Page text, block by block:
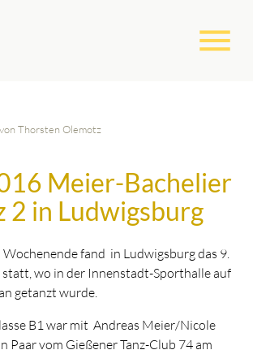
menu
von Thorsten Olemotz
Meier-Bachelier
2 in Ludwigsburg
fand in Ludwigsburg das 9.
wo in der Innenstadt-Sporthalle auf
getanzt wurde.
B1 war mit Andreas Meier/Nicole
Paar vom Gießener Tanz-Club 74 am